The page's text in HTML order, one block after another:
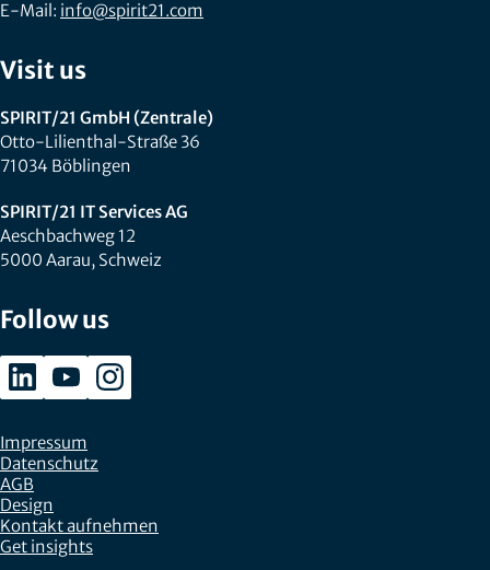
E-Mail: info@spirit21.com
Visit us
SPIRIT/21 GmbH (Zentrale)
Otto-Lilienthal-Straße 36
71034 Böblingen
SPIRIT/21 IT Services AG
Aeschbachweg 12
5000 Aarau, Schweiz
Follow us
Impressum
Datenschutz
AGB
Design
Kontakt aufnehmen
Get insights